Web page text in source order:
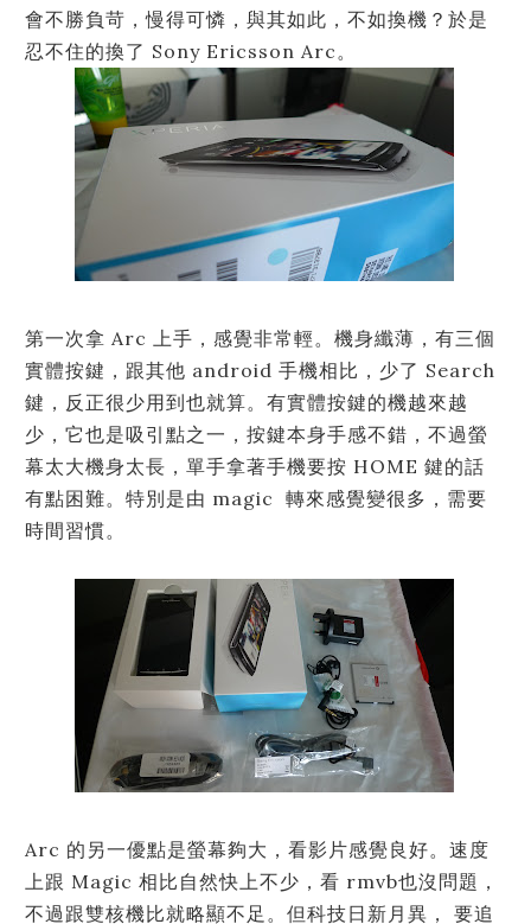
會不勝負苛，慢得可憐，與其如此，不如換機？於是
忍不住的換了 Sony Ericsson Arc。
第一次拿 Arc 上手，感覺非常輕。機身纖薄，有三個
實體按鍵，跟其他 android 手機相比，少了 Search
鍵，反正很少用到也就算。有實體按鍵的機越來越
少，它也是吸引點之一，按鍵本身手感不錯，不過螢
幕太大機身太長，單手拿著手機要按 HOME 鍵的話
有點困難。特別是由 magic 轉來感覺變很多，需要
時間習慣。
Arc 的另一優點是螢幕夠大，看影片感覺良好。速度
上跟 Magic 相比自然快上不少，看 rmvb也沒問題，
不過跟雙核機比就略顯不足。但科技日新月異， 要追